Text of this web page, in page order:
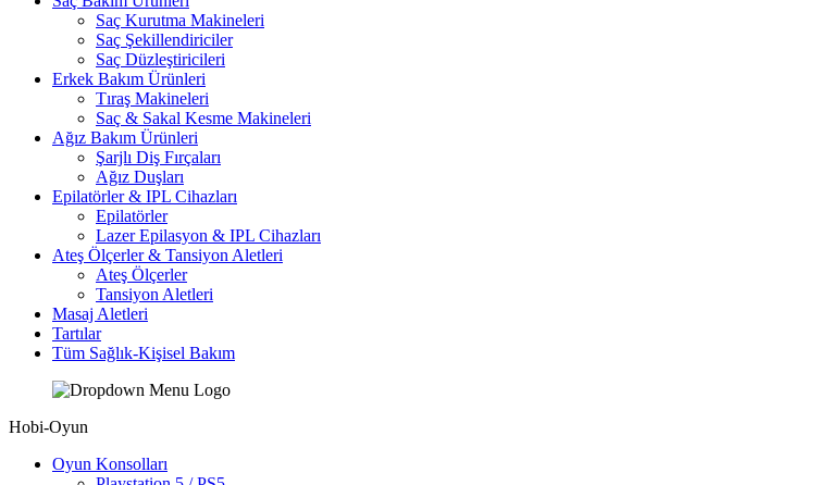
Saç Kurutma Makineleri
Saç Şekillendiriciler
Saç Düzleştiricileri
Erkek Bakım Ürünleri
Tıraş Makineleri
Saç & Sakal Kesme Makineleri
Ağız Bakım Ürünleri
Şarjlı Diş Fırçaları
Ağız Duşları
Epilatörler & IPL Cihazları
Epilatörler
Lazer Epilasyon & IPL Cihazları
Ateş Ölçerler & Tansiyon Aletleri
Ateş Ölçerler
Tansiyon Aletleri
Masaj Aletleri
Tartılar
Tüm Sağlık-Kişisel Bakım
Hobi-Oyun
Oyun Konsolları